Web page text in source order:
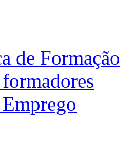
de Formação